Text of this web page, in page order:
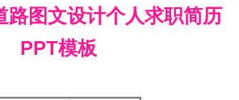
路图文设计个人求职简历
PPT模板